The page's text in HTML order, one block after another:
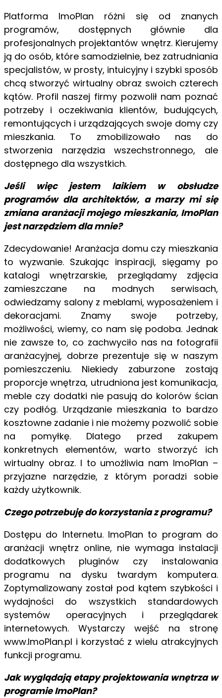
Platforma ImoPlan różni się od znanych
programów, dostępnych głównie dla
profesjonalnych projektantów wnętrz. Kierujemy
ją do osób, które samodzielnie, bez zatrudniania
specjalistów, w prosty, intuicyjny i szybki sposób
chcą stworzyć wirtualny obraz swoich czterech
kątów. Profil naszej firmy pozwolił nam poznać
potrzeby i oczekiwania klientów, budujących,
remontujących i urządzających swoje domy czy
mieszkania. To zmobilizowało nas do
stworzenia narzędzia wszechstronnego, ale
dostępnego dla wszystkich.
Jeśli więc jestem laikiem w obsłudze
programów dla architektów, a marzy mi się
zmiana aranżacji mojego mieszkania, ImoPlan
jest narzędziem dla mnie?
Zdecydowanie! Aranżacja domu czy mieszkania
to wyzwanie. Szukając inspiracji, sięgamy po
katalogi wnętrzarskie, przeglądamy zdjęcia
zamieszczane na modnych serwisach,
odwiedzamy salony z meblami, wyposażeniem i
dekoracjami. Znamy swoje potrzeby,
możliwości, wiemy, co nam się podoba. Jednak
nie zawsze to, co zachwyciło nas na fotografii
aranżacyjnej, dobrze prezentuje się w naszym
pomieszczeniu. Niekiedy zaburzone zostają
proporcje wnętrza, utrudniona jest komunikacja,
meble czy dodatki nie pasują do kolorów ścian
czy podłóg. Urządzanie mieszkania to bardzo
kosztowne zadanie i nie możemy pozwolić sobie
na pomyłkę. Dlatego przed zakupem
konkretnych elementów, warto stworzyć ich
wirtualny obraz. I to umożliwia nam ImoPlan –
przyjazne narzędzie, z którym poradzi sobie
każdy użytkownik.
Czego potrzebuję do korzystania z programu?
Dostępu do Internetu. ImoPlan to program do
aranżacji wnętrz online, nie wymaga instalacji
dodatkowych pluginów czy instalowania
programu na dysku twardym komputera.
Zoptymalizowany został pod kątem szybkości i
wydajności do wszystkich standardowych
systemów operacyjnych i przeglądarek
internetowych. Wystarczy wejść na stronę
www.ImoPlan.pl i korzystać z wielu atrakcyjnych
funkcji programu.
Jak wyglądają etapy projektowania wnętrza w
programie ImoPlan?